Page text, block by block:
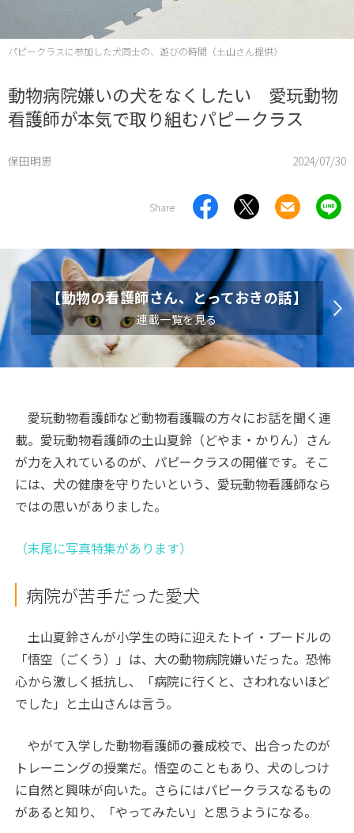
パピークラスに参加した犬同士の、遊びの時間（土山さん提供）
動物病院嫌いの犬をなくしたい 愛玩動物
看護師が本気で取り組むパピークラス
保田明恵 2024/07/30
Share
【動物の看護師さん、とっておきの話】
連載一覧を見る
愛玩動物看護師など動物看護職の方々にお話を聞く連
載。愛玩動物看護師の土山夏鈴（どやま・かりん）さん
が力を入れているのが、パピークラスの開催です。そこ
には、犬の健康を守りたいという、愛玩動物看護師なら
ではの思いがありました。
（末尾に写真特集があります）
病院が苦手だった愛犬
土山夏鈴さんが小学生の時に迎えたトイ・プードルの
「悟空（ごくう）」は、大の動物病院嫌いだった。恐怖
心から激しく抵抗し、「病院に行くと、さわれないほど
でした」と土山さんは言う。
やがて入学した動物看護師の養成校で、出合ったのが
トレーニングの授業だ。悟空のこともあり、犬のしつけ
に自然と興味が向いた。さらにはパピークラスなるもの
があると知り、「やってみたい」と思うようになる。